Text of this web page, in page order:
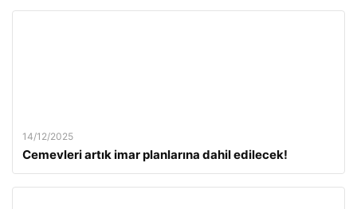
14/12/2025
Cemevleri artık imar planlarına dahil edilecek!